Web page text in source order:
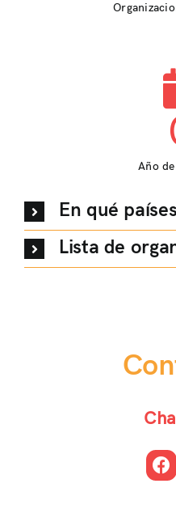
Año
En qué países
Lista de